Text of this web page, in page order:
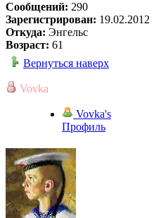
Сообщений: 290
Зарегистрирован: 19.02.2012
Откуда: Энгельс
Возраст: 61
Вернуться наверх
Vovka
Vovka's
Профиль